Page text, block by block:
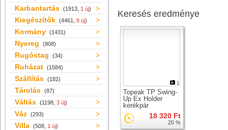
Karbantartás (1913, 1 új)
Kiegészítők (4461, 8 új)
Kormány (1431)
Nyereg (808)
Rugóstag (34)
Ruházat (1584)
Szállítás (182)
Tárolás (87)
Váltás (1198, 3 új)
Váz (293)
Villa (508, 1 új)
Keresés eredménye
1
Topeak TP Swing-
Up Ex Holder
kerékpár
faliakasztó18 320 Ft
20 %